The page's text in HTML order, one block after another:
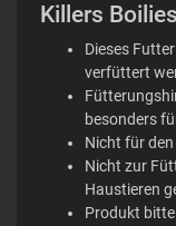
Killers
Dieses
verfüttert
besonders
Nicht für
Nicht zur
Haustieren
Produkt